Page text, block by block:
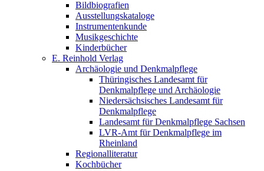
Bildbiografien
Ausstellungskataloge
Instrumentenkunde
Musikgeschichte
Kinderbücher
E. Reinhold Verlag
Archäologie und Denkmalpflege
Thüringisches Landesamt für
Denkmalpflege und Archäologie
Niedersächsisches Landesamt für
Denkmalpflege
Landesamt für Denkmalpflege Sachsen
LVR-Amt für Denkmalpflege im
Rheinland
Regionalliteratur
Kochbücher